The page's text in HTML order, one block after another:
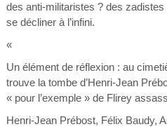
des anti-militaristes ? des
se décliner à l’infini.
«
Un élément de réflexion : au
trouve la tombe d’Henri-Jean
« pour l’exemple » de Flirey
Henri-Jean Prébost, Félix Baudy,